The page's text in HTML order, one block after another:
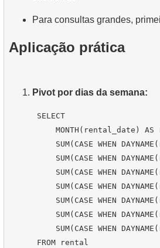
Para consultas grandes,
Aplicação prática
Pivot por dias da semana:
SELECT
MONTH(rental_date) AS
SUM(CASE WHEN
SUM(CASE WHEN
SUM(CASE WHEN
SUM(CASE WHEN
SUM(CASE WHEN
SUM(CASE WHEN
SUM(CASE WHEN
FROM rental